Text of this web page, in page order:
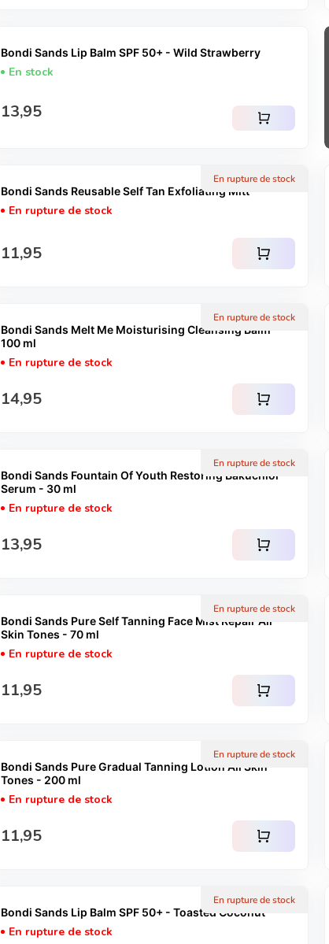
Bondi Sands Lip Balm SPF 50+ - Wild Strawberry
En stock
Prix normal
13,95 shopping_cart
En rupture de stock
Bondi Sands Reusable Self Tan Exfoliating Mitt
En rupture de stock
Prix normal
11,95 shopping_cart
En rupture de stock
Bondi Sands Melt Me Moisturising Cleansing Balm -
100 ml
En rupture de stock
Prix normal
14,95 shopping_cart
En rupture de stock
Bondi Sands Fountain Of Youth Restoring Bakuchiol
Serum - 30 ml
En rupture de stock
Prix normal
13,95 shopping_cart
En rupture de stock
Bondi Sands Pure Self Tanning Face Mist Repair All
Skin Tones - 70 ml
En rupture de stock
Prix normal
11,95 shopping_cart
En rupture de stock
Bondi Sands Pure Gradual Tanning Lotion All Skin
Tones - 200 ml
En rupture de stock
Prix normal
11,95 shopping_cart
En rupture de stock
Bondi Sands Lip Balm SPF 50+ - Toasted Coconut
En rupture de stock